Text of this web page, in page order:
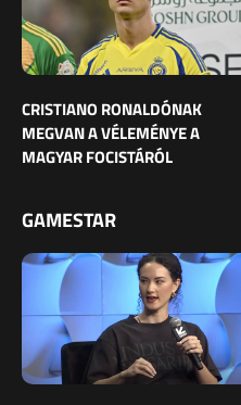
CRISTIANO RONALDÓNAK
MEGVAN A VÉLEMÉNYE A
MAGYAR FOCISTÁRÓL
GAMESTAR